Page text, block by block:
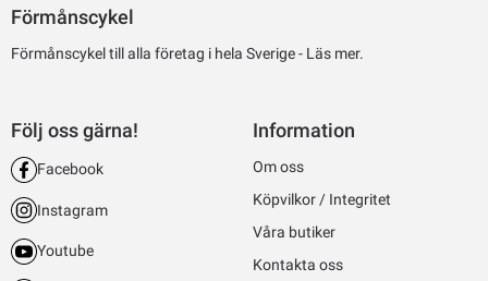
Förmånscykel
Förmånscykel till alla företag i hela Sverige - Läs mer.
Följ oss gärna!
Facebook
Instagram
Youtube
Information
Om oss
Köpvilkor / Integritet
Våra butiker
Kontakta oss